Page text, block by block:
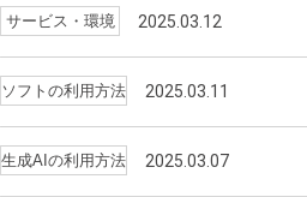
サービス・環境 2025.03.12
ソフトの利用方法 2025.03.11
生成AIの利用方法 2025.03.07